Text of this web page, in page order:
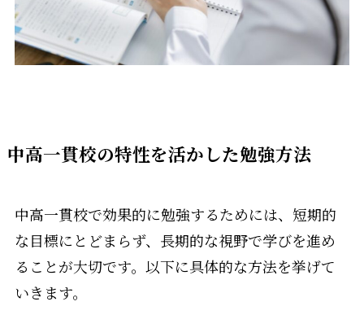
中高一貫校の特性を活かした勉強方法
中高一貫校で効果的に勉強するためには、短期的
な目標にとどまらず、長期的な視野で学びを進め
ることが大切です。以下に具体的な方法を挙げて
いきます。